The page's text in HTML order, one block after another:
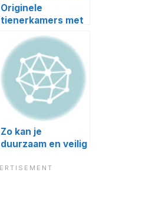
Originele
tienerkamers met
Zo kan je
duurzaam en veilig